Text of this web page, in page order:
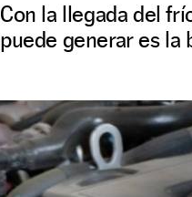
Con la llegada del
puede generar es la